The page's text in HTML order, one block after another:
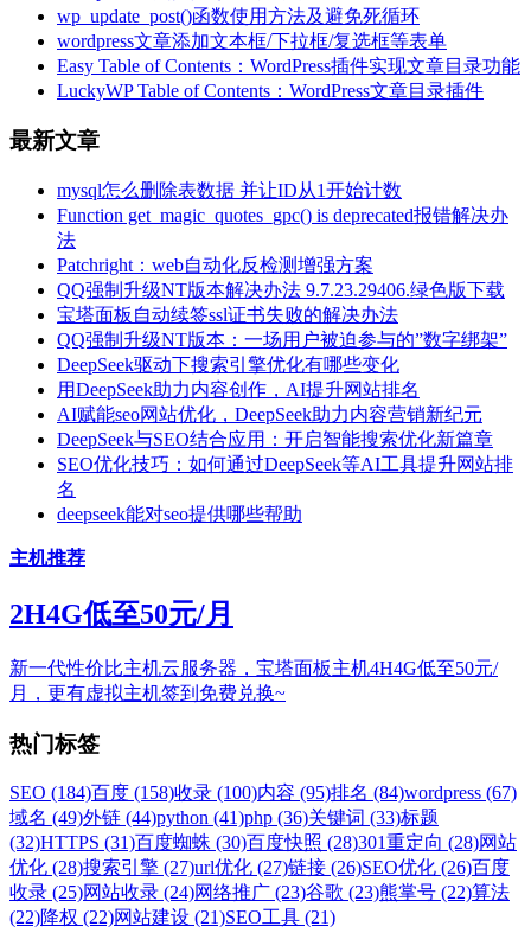
wp_update_post()函数使用方法及避免死循环
wordpress文章添加文本框/下拉框/复选框等表单
Easy Table of Contents：WordPress插件实现文章目录功能
LuckyWP Table of Contents：WordPress文章目录插件
最新文章
mysql怎么删除表数据 并让ID从1开始计数
Function get_magic_quotes_gpc() is deprecated报错解决办
法
Patchright：web自动化反检测增强方案
QQ强制升级NT版本解决办法 9.7.23.29406.绿色版下载
宝塔面板自动续签ssl证书失败的解决办法
QQ强制升级NT版本：一场用户被迫参与的”数字绑架”
DeepSeek驱动下搜索引擎优化有哪些变化
用DeepSeek助力内容创作，AI提升网站排名
AI赋能seo网站优化，DeepSeek助力内容营销新纪元
DeepSeek与SEO结合应用：开启智能搜索优化新篇章
SEO优化技巧：如何通过DeepSeek等AI工具提升网站排
名
deepseek能对seo提供哪些帮助
主机推荐
2H4G低至50元/月
新一代性价比主机云服务器，宝塔面板主机4H4G低至50元/
月，更有虚拟主机签到免费兑换~
热门标签
SEO (184)百度 (158)收录 (100)内容 (95)排名 (84)wordpress (67)
域名 (49)外链 (44)python (41)php (36)关键词 (33)标题
(32)HTTPS (31)百度蜘蛛 (30)百度快照 (28)301重定向 (28)网站
优化 (28)搜索引擎 (27)url优化 (27)链接 (26)SEO优化 (26)百度
收录 (25)网站收录 (24)网络推广 (23)谷歌 (23)熊掌号 (22)算法
(22)降权 (22)网站建设 (21)SEO工具 (21)